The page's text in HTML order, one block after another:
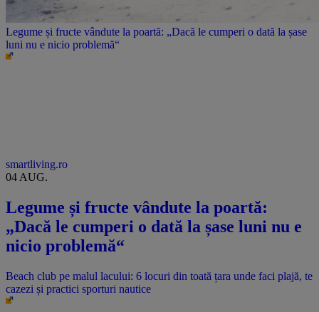
Legume și fructe vândute la poartă: „Dacă le cumperi o dată la șase
luni nu e nicio problemă“
smartliving.ro
04 AUG.
Legume și fructe vândute la poartă:
„Dacă le cumperi o dată la șase luni nu e
nicio problemă“
Beach club pe malul lacului: 6 locuri din toată țara unde faci plajă, te
cazezi și practici sporturi nautice